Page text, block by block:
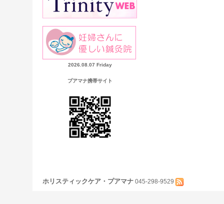
2026.08.07 Friday
プアマナ携帯サイト
ホリスティックケア・プアマナ 045-298-9529